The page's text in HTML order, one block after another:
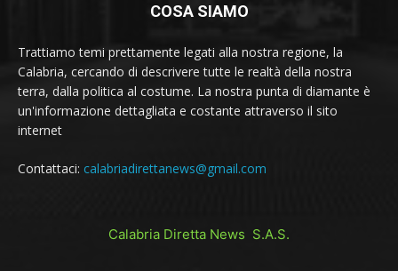
COSA SIAMO
Trattiamo temi prettamente legati alla nostra regione, la
Calabria, cercando di descrivere tutte le realtà della nostra
terra, dalla politica al costume. La nostra punta di diamante è
un'informazione dettagliata e costante attraverso il sito
internet
Contattaci: calabriadirettanews@gmail.com
Calabria Diretta News S.A.S.